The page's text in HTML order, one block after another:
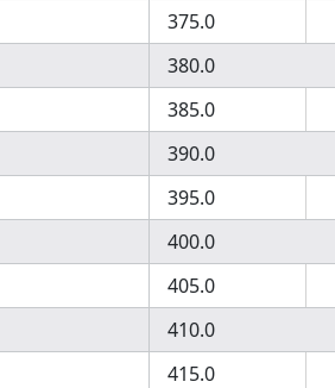
375.0
380.0
385.0
390.0
395.0
400.0
405.0
410.0
415.0